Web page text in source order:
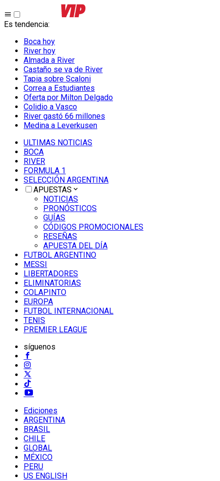
Es tendencia:
Boca hoy
River hoy
Almada a River
Castaño se va de River
Tapia sobre Scaloni
Correa a Estudiantes
Oferta por Milton Delgado
Colidio a Vasco
River gastó 66 millones
Medina a Leverkusen
ULTIMAS NOTICIAS
BOCA
RIVER
FORMULA 1
SELECCIÓN ARGENTINA
APUESTAS
NOTICIAS
PRONÓSTICOS
GUÍAS
CÓDIGOS PROMOCIONALES
RESEÑAS
APUESTA DEL DÍA
FUTBOL ARGENTINO
MESSI
LIBERTADORES
ELIMINATORIAS
COLAPINTO
EUROPA
FUTBOL INTERNACIONAL
TENIS
PREMIER LEAGUE
síguenos
Ediciones
ARGENTINA
BRASIL
CHILE
GLOBAL
MÉXICO
PERU
US ENGLISH